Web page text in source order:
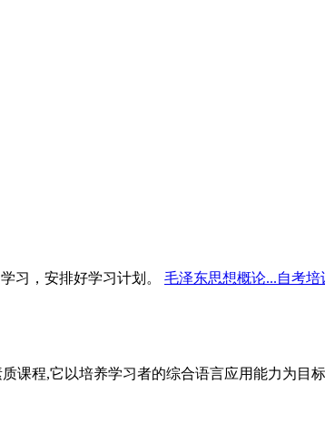
习，安排好学习计划。 毛泽东思想概论...自考培
课程,它以培养学习者的综合语言应用能力为目